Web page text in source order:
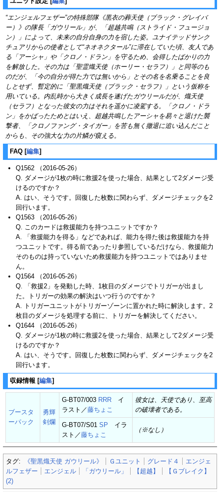
“エンジェルフェザー”の特殊部隊《黒衣の葬天使（ブラック・グレイバ
ー）》の隊長「ガウリール」が、「超越共鳴（ストライド・フュージョ
ン）」によって、未来の自分自身の力を宿した姿。ユナイテッドサンク
チュアリからの使者として“ネオネクタール”に滞在していた頃、友人であ
る「アーシャ」や「クロノ・ドラン」を守るため、会得したばかりの力
を解放した。その力は「聖霊熾天使（ホーリー・セラフ）」と同等のも
のだが、「今の自分が得た力では無いから」とその名を名乗ることを良
しとせず、暫定的に「聖黒熾天使（ブラック・セラフ）」という仮称を
用いている。内乱時から大きく成長を遂げたガウリールだが、熾天使
（セラフ）となった彼女の力はそれを遥かに凌駕する。「クロノ・ドラ
ン」をかばったためとはいえ、超越共鳴したアーシャを易々と退けた襲
撃者、「クロノファング・タイガー」を苦も無く撤退に追い込んだこと
からも、その強大な力の片鱗が窺える。
FAQ [編集]
Q1562 （2016-05-26）
Q. ダメージが1枚の時に救援2を使った場合、結果として2ダメージ受
けるのですか？
A. はい、そうです。回復した枚数に関わらず、ダメージチェックを2
回行います。
Q1563 （2016-05-26）
Q. このカードは救援能力を持つユニットですか？
A. 「救援能力を得る」などであれば、能力を得た後は救援能力を持
つユニットです。得る前であったり参照しているだけなら、救援能力
そのものは持っていないため救援能力を持つユニットではありませ
ん。
Q1564 （2016-05-26）
Q. 「救援2」を発動した時、1枚目のダメージでトリガーが出まし
た。トリガーの効果の解決はいつ行うのですか？
A. トリガーユニットがトリガーゾーンに置かれた時に解決します。2
枚目のダメージを処理する前に、トリガーを解決してください。
Q1644 （2016-05-26）
Q. ダメージが1枚の時に救援2を使った場合、結果として2ダメージ受
けるのですか？
A. はい、そうです。回復した枚数に関わらず、ダメージチェックを2
回行います。
収録情報 [編集]
ブースタ
ーパック
勇輝
剣爛
G-BT07/003 RRR イ
ラスト／藤ちょこ
彼女は、天使であり、至高
の破壊者である。
G-BT07/S01 SP イラ
スト／藤ちょこ
（※なし）
タグ: 《聖黒熾天使 ガウリール》 Ｇユニット グレード４
エンジェ
ルフェザー
エンジェル 「ガウリール」 【超越】
【Ｇブレイク】
(2)